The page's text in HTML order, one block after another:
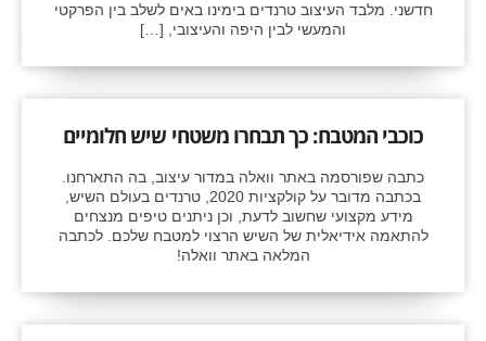
חדשני. מלבד העיצוב טרנדים בימינו באים לשלב בין הפרקטי
והמעשי לבין היפה והעיצובי, […]
כוכבי המטבח: כך תבחרו משטחי שיש חלומיים
כתבה שפורסמה באתר וואלה במדור עיצוב, בה התארחנו.
בכתבה מדובר על קולקציות 2020, טרנדים בעולם השיש,
מידע מקצועי שחשוב לדעת, וכן ניתנים טיפים מנצחים
להתאמה אידיאלית של השיש הרצוי למטבח שלכם. לכתבה
המלאה באתר וואלה!